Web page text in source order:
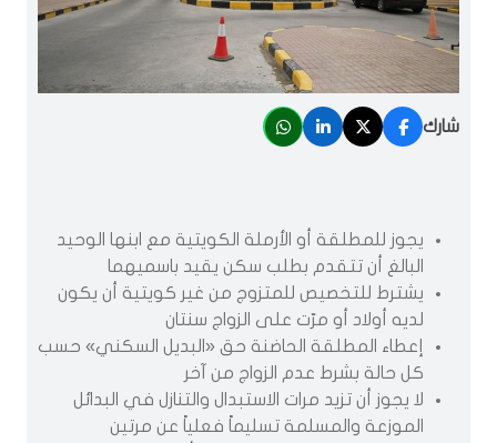
شارك
يجوز للمطلقة أو الأرملة الكويتية مع ابنها الوحيد
البالغ أن تتقدم بطلب سكن يقيد باسميهما
يشترط للتخصيص للمتزوج من غير كويتية أن يكون
لديه أولاد أو مرّت على الزواج سنتان
إعطاء المطلقة الحاضنة حق «البديل السكني» حسب
كل حالة بشرط عدم الزواج من آخر
لا يجوز أن تزيد مرات الاستبدال والتنازل في البدائل
الموزعة والمسلمة تسليماً فعلياً عن مرتين